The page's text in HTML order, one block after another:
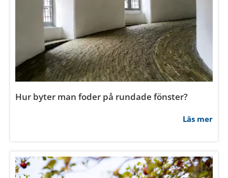
Hur byter man foder på rundade fönster?
Läs mer